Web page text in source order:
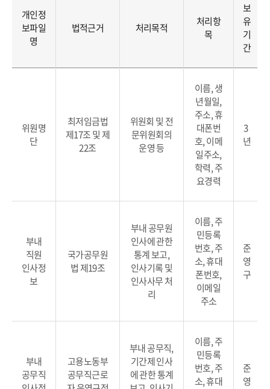
개인정
보파일
명
법적근거 처리목적
처리항
목
보
유
기
간
위원명
단
최저임금법
제17조 및 제
22조
위원회 및 전
문위원회의
운영 등
이름, 생
년월일,
주소, 휴
대폰번
호, 이메
일주소,
학력, 주
요경력
3
년
부내
직원
인사정
보
국가공무원
법 제19조
부내 공무원
인사에 관한
통계 보고,
인사기록 및
인사사무 처
리
이름, 주
민등록
번호, 주
소, 휴대
폰번호,
이메일
주소
준
영
구
부내
공무직
고용노동부
공무직근로
부내 공무직,
기간제 인사
에 관한 통계
이름, 주
민등록
번호, 주
소, 휴대
준
영